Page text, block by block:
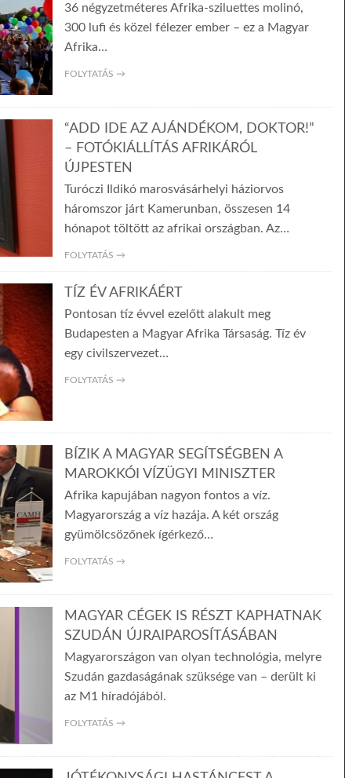
36 négyzetméteres Afrika-sziluettes molinó,
300 lufi és közel félezer ember – ez a Magyar
Afrika…
FOLYTATÁS →
“ADD IDE AZ AJÁNDÉKOM, DOKTOR!”
– FOTÓKIÁLLÍTÁS AFRIKÁRÓL
ÚJPESTEN
Turóczi Ildikó marosvásárhelyi háziorvos
háromszor járt Kamerunban, összesen 14
hónapot töltött az afrikai országban. Az…
FOLYTATÁS →
TÍZ ÉV AFRIKÁÉRT
Pontosan tíz évvel ezelőtt alakult meg
Budapesten a Magyar Afrika Társaság. Tíz év
egy civilszervezet…
FOLYTATÁS →
BÍZIK A MAGYAR SEGÍTSÉGBEN A
MAROKKÓI VÍZÜGYI MINISZTER
Afrika kapujában nagyon fontos a víz.
Magyarország a víz hazája. A két ország
gyümölcsözőnek ígérkező…
FOLYTATÁS →
MAGYAR CÉGEK IS RÉSZT KAPHATNAK
SZUDÁN ÚJRAIPAROSÍTÁSÁBAN
Magyarországon van olyan technológia, melyre
Szudán gazdaságának szüksége van – derült ki
az M1 híradójából.
FOLYTATÁS →